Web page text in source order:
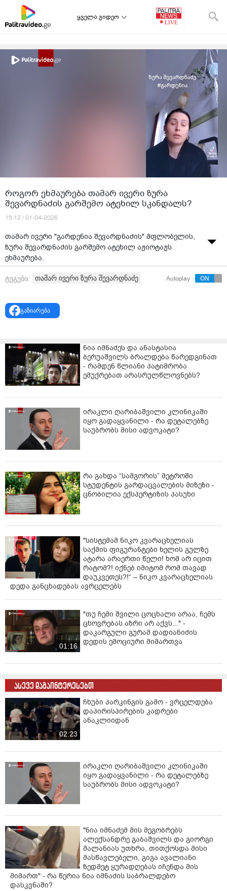
ყველა ვიდეო
როგორ ეხმაურება თამარ ივერი ზურა
შევარდნაძის გარშემო ატეხილ სკანდალს?
15:12 / 01-04-2026
თამარ ივერი "გარდენია შევარდნაძის" მფლობელის,
ზურა შევარდნაძის გარშემო ატეხილ აჟიოტაჟს
ეხმაურება.
"კიდევ ერთი დადასტურება იმისა რომ ამ გაღრეჯილი,
უზრდელი,თავხედი,გაქსუებული მეჯღანუაშვილია.
საშინელ დღეში ჰყავს "სტაფი" და მომხმარებლებსაც
თამარ ივერი.
ტეგები: თამარ ივერი ზურა შევარდნაძე Autoplay
გაზიარება
ნია იმნაძეს და ანასტასია
ბერუაშვილს ბრალდება წარედგინათ
- რამდენ წლიანი პატიმრობა
ემუქრებათ არასრულწლოვნებს?
ირაკლი ღარიბაშვილი კლინიკაში
იყო გადაყვანილი - რა დეტალებზე
საუბრობს მისი ადვოკატი?
რა გახდა “სამგორის” მეტროში
სტუდენტის გარდაცვალების მიზეზი -
ცნობილია ექსპერტიზის პასუხი
"სისტემამ ნიკო კვარაცხელიას
საქმის ფიგურანტები ხელის გულზე
ატარა არაერთი წელი! ხომ არ იცით
რატომ?! იქნებ იმიტომ რომ თავად
დაუკვეთეს?!“ – ნიკო კვარაცხელიას
დედა განცხადებას ავრცელებს
01:16
"თუ ჩემი შვილი ცოცხალი არაა, ჩემს
ცხოვრებას აზრი არ აქვს..." -
დაკარგული გურამ დადიანიძის
დედის ემოციური მიმართვა
ასევე დაგაინტერესებთ
02:23
ჩხუბი პარკინგის გამო - ვრცელდება
დაპირისპირების კადრები
ანაკლიიდან
ირაკლი ღარიბაშვილი კლინიკაში
იყო გადაყვანილი - რა დეტალებზე
საუბრობს მისი ადვოკატი?
"ნია იმნაძემ მის მეგობრებს
ალექსანდრე გაბაშვილს და გიორგი
მალანიას უთხრა, თითქოსდა მისი
მასწავლებელი, გიგა ავალიანი
ზედმეტ ყურადღებას იჩენდა მის
მიმართ" - რა წერია ნია იმნაძის საბრალდებო
დასკვნაში?